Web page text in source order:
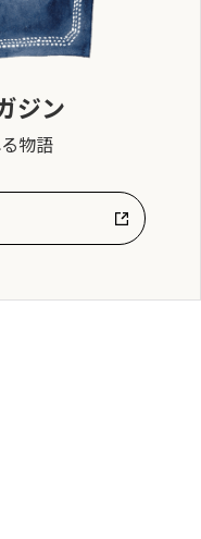
ジン
物語